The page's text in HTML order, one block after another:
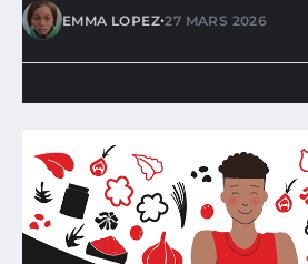
EMMA LOPEZ•27 MARS 2026